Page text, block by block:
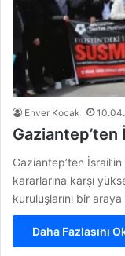
Enver Kocak
Gaziantep’ten
Gaziantep’ten
kararlarına karşı
kuruluşlarını bir
Daha Fazlasını